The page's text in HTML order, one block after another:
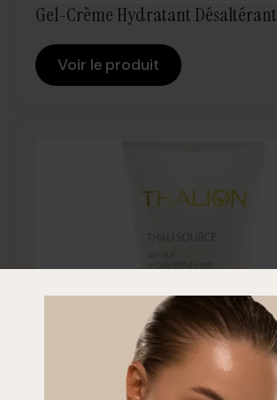
Gel-Crème Hydratant Désaltérant
Voir le produit